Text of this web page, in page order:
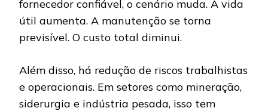
fornecedor confiável, o cenário muda. A vida
útil aumenta. A manutenção se torna
previsível. O custo total diminui.
Além disso, há redução de riscos trabalhistas
e operacionais. Em setores como mineração,
siderurgia e indústria pesada, isso tem